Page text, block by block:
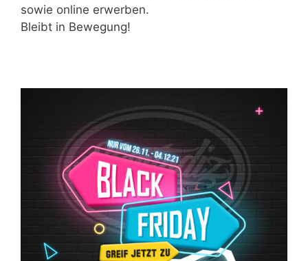
sowie online erwerben.
Bleibt in Bewegung!